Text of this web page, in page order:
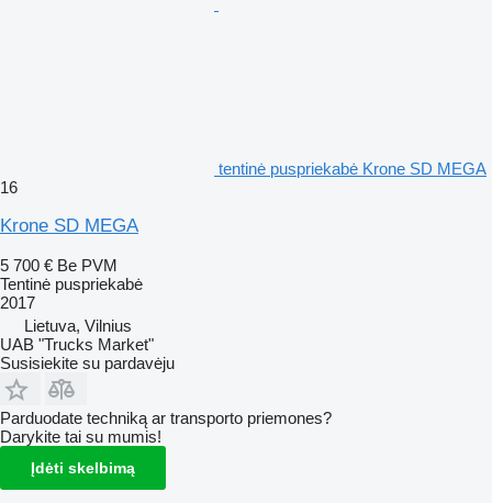
tentinė puspriekabė Krone SD MEGA
16
Krone SD MEGA
5 700 € Be PVM
Tentinė puspriekabė
2017
Lietuva, Vilnius
UAB "Trucks Market"
Susisiekite su pardavėju
Parduodate techniką ar transporto priemones?
Darykite tai su mumis!
Įdėti skelbimą